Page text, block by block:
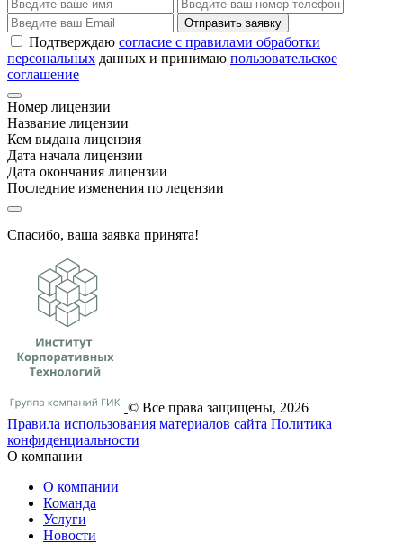
Отправить заявку
Подтверждаю согласие с правилами обработки
персональных данных и принимаю пользовательское
соглашение
Номер лицензии
Название лицензии
Кем выдана лицензия
Дата начала лицензии
Дата окончания лицензии
Последние изменения по лецензии
Спасибо, ваша заявка принята!
© Все права защищены, 2026
Правила использования материалов сайта Политика
конфиденциальности
О компании
О компании
Команда
Услуги
Новости